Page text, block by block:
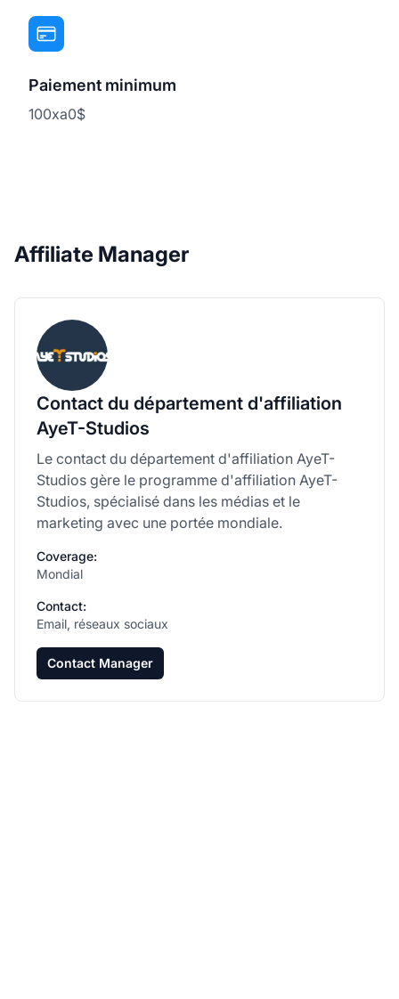
Paiement minimum
100xa0$
Affiliate Manager
Contact du département d'affiliation
AyeT-Studios
Le contact du département d'affiliation AyeT-
Studios gère le programme d'affiliation AyeT-
Studios, spécialisé dans les médias et le
marketing avec une portée mondiale.
Coverage:
Mondial
Contact:
Email, réseaux sociaux
Contact Manager